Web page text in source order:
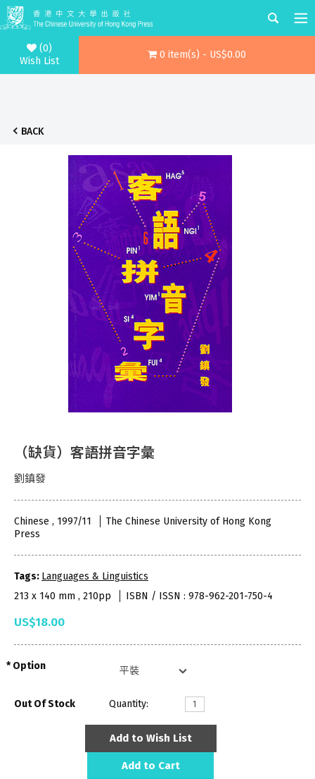
(0)
Wish List
0 item(s) - US$0.00
BACK
（缺貨）客語拼音字彙
劉鎮發
Chinese , 1997/11
The Chinese University of Hong Kong
Press
Tags: Languages & Linguistics
213 x 140 mm , 210pp
ISBN / ISSN : 978-962-201-750-4
US$18.00
Option
Out Of Stock Quantity:
Add to Wish List
Add to Cart